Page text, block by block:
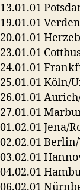
13.01.01
19.01.01
20.01.01
23.01.01
24.01.01
25.01.01 Köln/
26.01.01
27.01.01
01.02.01 Jena/
02.02.01
03.02.01
04.02.01